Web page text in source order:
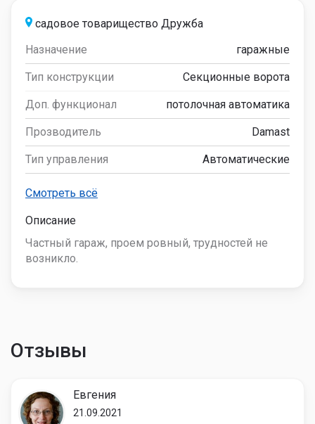
садовое товарищество Дружба
Назначение
гаражные
Тип конструкции Секционные ворота
Доп. функционал потолочная автоматика
Прозводитель Damast
Тип управления Автоматические
Смотреть всё
Описание
Частный гараж, проем ровный, трудностей не
возникло.
Отзывы
Евгения
21.09.2021